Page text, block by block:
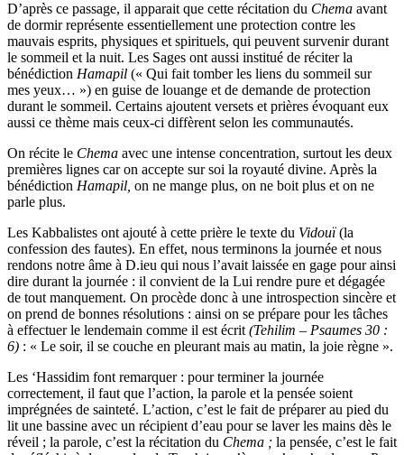
D’après ce passage, il apparait que cette récitation du Chema avant
de dormir représente essentiellement une protection contre les
mauvais esprits, physiques et spirituels, qui peuvent survenir durant
le sommeil et la nuit. Les Sages ont aussi institué de réciter la
bénédiction Hamapil (« Qui fait tomber les liens du sommeil sur
mes yeux… ») en guise de louange et de demande de protection
durant le sommeil. Certains ajoutent versets et prières évoquant eux
aussi ce thème mais ceux-ci diffèrent selon les communautés.
On récite le Chema avec une intense concentration, surtout les deux
premières lignes car on accepte sur soi la royauté divine. Après la
bénédiction Hamapil on ne mange plus, on ne boit plus et on ne
parle plus.
Les Kabbalistes ont ajouté à cette prière le texte du Vidouï(la
confession des fautes). En effet, nous terminons la journée et nous
rendons notre âme à D.ieu qui nous l’avait laissée en gage pour ainsi
dire durant la journée : il convient de la Lui rendre pure et dégagée
de tout manquement. On procède donc à une introspection sincère et
on prend de bonnes résolutions : ainsi on se prépare pour les tâches
à effectuer le lendemain comme il est écrit (Tehilim – Psaumes 30 :
6) : « Le soir, il se couche en pleurant mais au matin, la joie règne ».
Les ‘Hassidim font remarquer : pour terminer la journée
correctement, il faut que l’action, la parole et la pensée soient
imprégnées de sainteté. L’action, c’est le fait de préparer au pied du
lit une bassine avec un récipient d’eau pour se laver les mains dès le
réveil ; la parole, c’est la récitation du Chema ; la pensée, c’est le fait